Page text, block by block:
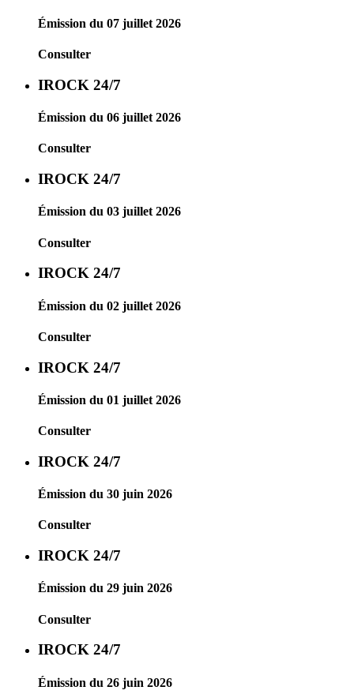
Émission du 07 juillet 2026
Consulter
IROCK 24/7
Émission du 06 juillet 2026
Consulter
IROCK 24/7
Émission du 03 juillet 2026
Consulter
IROCK 24/7
Émission du 02 juillet 2026
Consulter
IROCK 24/7
Émission du 01 juillet 2026
Consulter
IROCK 24/7
Émission du 30 juin 2026
Consulter
IROCK 24/7
Émission du 29 juin 2026
Consulter
IROCK 24/7
Émission du 26 juin 2026